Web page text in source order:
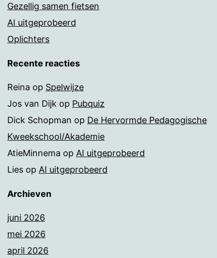
Gezellig samen fietsen
AI uitgeprobeerd
Oplichters
Recente reacties
Reina op Spelwijze
Jos van Dijk op Pubquiz
Dick Schopman op De Hervormde Pedagogische
Kweekschool/Akademie
AtieMinnema op AI uitgeprobeerd
Lies op AI uitgeprobeerd
Archieven
juni 2026
mei 2026
april 2026